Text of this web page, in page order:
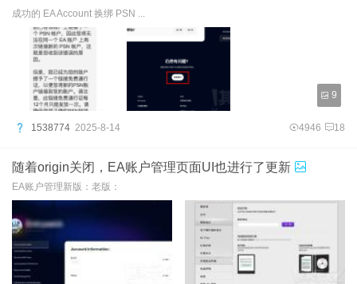
成功的 EA Account 换绑 PSN ...
9
1538774 2025-8-14 4946 18
随着origin关闭，EA账户管理页面UI也进行了更新
EA账户管理新版：老版：